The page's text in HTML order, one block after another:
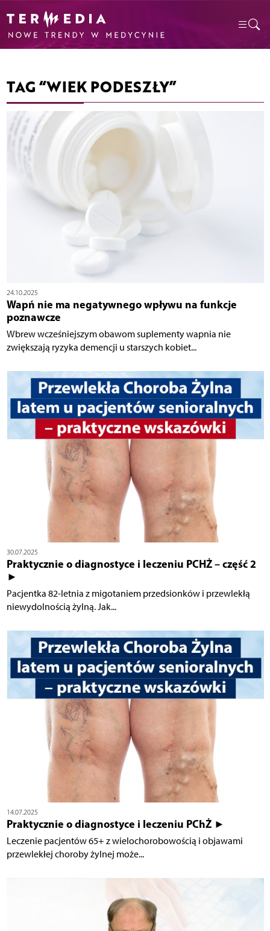
TAG “WIEK PODESZŁY”
24.10.2025
Wapń nie ma negatywnego wpływu na funkcje
poznawcze
Wbrew wcześniejszym obawom suplementy wapnia nie
zwiększają ryzyka demencji u starszych kobiet...
30.07.2025
Praktycznie o diagnostyce i leczeniu PCHŻ – część 2
►
Pacjentka 82-letnia z migotaniem przedsionków i przewlekłą
niewydolnością żylną. Jak...
14.07.2025
Praktycznie o diagnostyce i leczeniu PChŻ ►
Leczenie pacjentów 65+ z wielochorobowością i objawami
przewlekłej choroby żylnej może...